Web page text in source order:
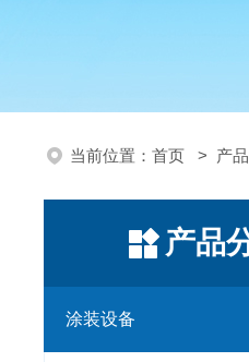
当前位置： 首页 > 产
产品
涂装设备